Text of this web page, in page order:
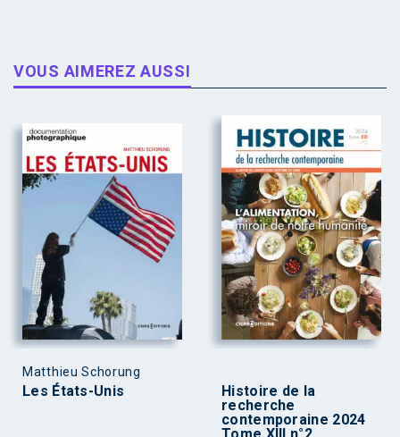
VOUS AIMEREZ AUSSI
Matthieu Schorung
Les États-Unis
Histoire de la
recherche
contemporaine 2024